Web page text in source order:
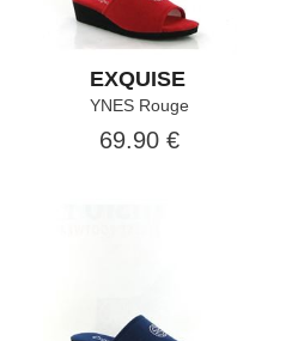
EXQUISE
YNES Rouge
69.90 €